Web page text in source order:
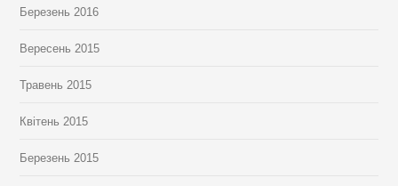
Березень 2016
Вересень 2015
Травень 2015
Квітень 2015
Березень 2015